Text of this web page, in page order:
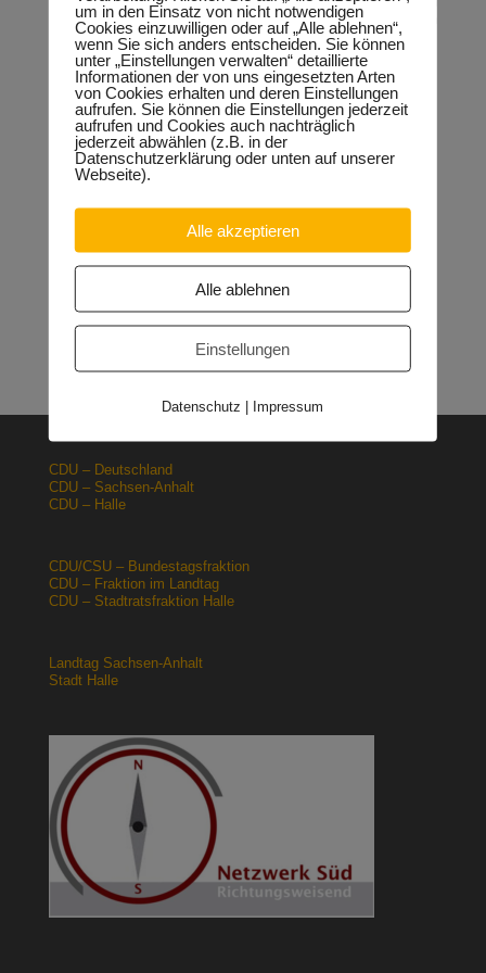
Interessierten wird empfohlen, den Antrag gemeinsam mit den
Betriebsberatern der Handwerkskammern auszufüllen.
Neueste Beiträge
Sondervermögen für die Europachaussee richtige
Entscheidung! 30.04.2026
26.03.2026
Orgacid-Altlasten: Bund und Land mit in der Verantwortung
Halle: Sondervermögen Infrastruktur für die Europachaussee
Lehrpläne: Grundsteine für spätere Ausbildung werden in der
23.01.2026
CDU – Deutschland
CDU – Sachsen-Anhalt
CDU – Halle
CDU/CSU – Bundestagsfraktion
CDU – Fraktion im Landtag
CDU – Stadtratsfraktion Halle
Landtag Sachsen-Anhalt
Stadt Halle
um in den Einsatz von nicht notwendigen
Cookies einzuwilligen oder auf „Alle ablehnen“,
wenn Sie sich anders entscheiden. Sie können
unter „Einstellungen verwalten“ detaillierte
Informationen der von uns eingesetzten Arten
von Cookies erhalten und deren Einstellungen
aufrufen. Sie können die Einstellungen jederzeit
aufrufen und Cookies auch nachträglich
jederzeit abwählen (z.B. in der
Datenschutzerklärung oder unten auf unserer
Webseite).
Alle akzeptieren
Alle ablehnen
Einstellungen
Datenschutz | Impressum